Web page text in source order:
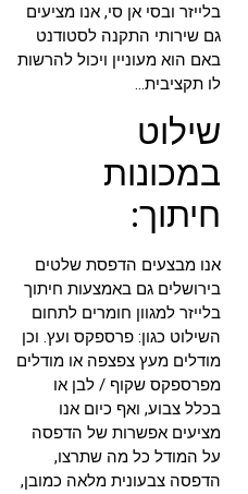
בלייזר ובסי אן סי, אנו מציעים
גם שירותי התקנה לסטודנט
באם הוא מעוניין ויכול להרשות
לו תקציבית…
שילוט
במכונות
חיתוך:
אנו מבצעים הדפסת שלטים
בירושלים גם באמצעות חיתוך
בלייזר למגוון חומרים לתחום
השילוט כגון: פרספקס ועץ. וכן
מודלים מעץ צפצפה או מודלים
מפרספקס שקוף / לבן או
בכלל צבוע, ואף כיום אנו
מציעים אפשרות של הדפסה
על המודל כל מה שתרצו,
הדפסה צבעונית מלאה כמובן,